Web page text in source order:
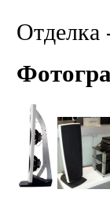
Отделка